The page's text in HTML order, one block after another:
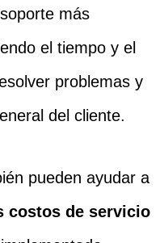
más
el tiempo y el
problemas y
del cliente.
pueden ayudar a
costos de servicio